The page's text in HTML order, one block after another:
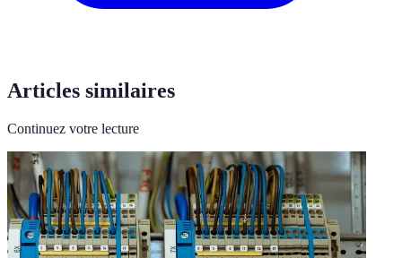
Articles similaires
Continuez votre lecture